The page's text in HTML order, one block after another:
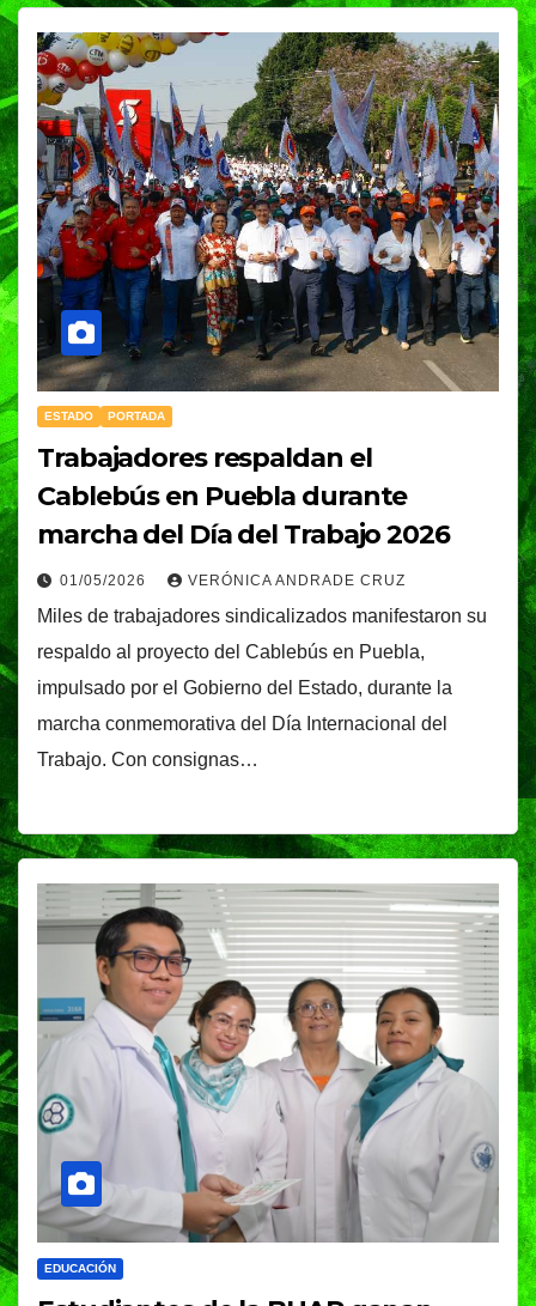
ESTADO PORTADA
Trabajadores respaldan el
Cablebús en Puebla durante
marcha del Día del Trabajo 2026
01/05/2026 VERÓNICA ANDRADE CRUZ
Miles de trabajadores sindicalizados manifestaron su
respaldo al proyecto del Cablebús en Puebla,
impulsado por el Gobierno del Estado, durante la
marcha conmemorativa del Día Internacional del
Trabajo. Con consignas…
EDUCACIÓN